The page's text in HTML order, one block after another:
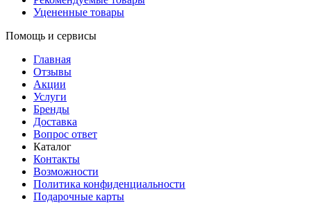
Уцененные товары
Помощь и сервисы
Главная
Отзывы
Акции
Услуги
Бренды
Доставка
Вопрос ответ
Каталог
Контакты
Возможности
Политика конфиденциальности
Подарочные карты